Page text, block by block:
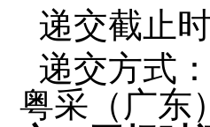
递交截止时
递交方式
粤采（广东